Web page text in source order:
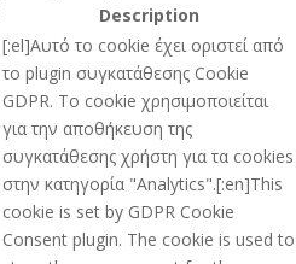
Description
[:el]Αυτό το cookie έχει οριστεί από
το plugin συγκατάθεσης Cookie
GDPR. Το cookie χρησιμοποιείται
για την αποθήκευση της
συγκατάθεσης χρήστη για τα cookies
στην κατηγορία "Analytics".[:en]This
cookie is set by GDPR Cookie
Consent plugin. The cookie is used to